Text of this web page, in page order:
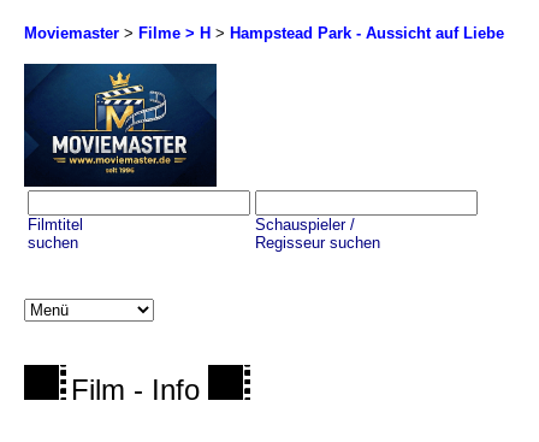
Moviemaster > Filme > H > Hampstead Park - Aussicht auf Liebe
Filmtitel
suchen
Schauspieler /
Regisseur suchen
Film - Info